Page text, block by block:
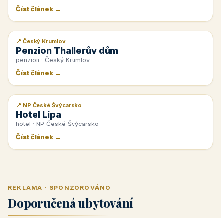
Číst článek →
📰 PR článek
📍 Český Krumlov
Penzion Thallerův dům
penzion · Český Krumlov
Číst článek →
📰 PR článek
📍 NP České Švýcarsko
Hotel Lípa
hotel · NP České Švýcarsko
Číst článek →
REKLAMA · SPONZOROVÁNO
Doporučená ubytování